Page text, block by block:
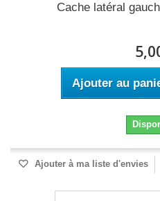
Cache latéral
Ajouter au
Ajouter à ma liste d'envies